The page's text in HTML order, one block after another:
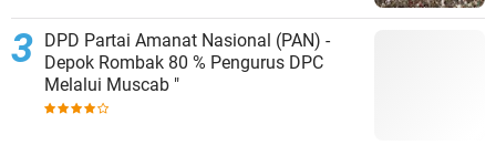
DPD Partai Amanat Nasional (PAN) -
Depok Rombak 80 % Pengurus DPC
Melalui Muscab "